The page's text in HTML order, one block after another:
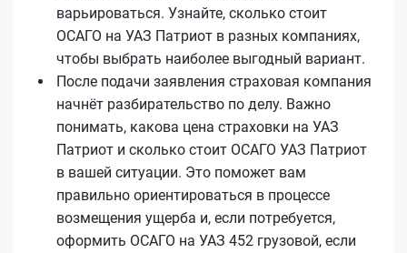
варьироваться. Узнайте, сколько стоит
ОСАГО на УАЗ Патриот в разных компаниях,
чтобы выбрать наиболее выгодный вариант.
После подачи заявления страховая компания
начнёт разбирательство по делу. Важно
понимать, какова цена страховки на УАЗ
Патриот и сколько стоит ОСАГО УАЗ Патриот
в вашей ситуации. Это поможет вам
правильно ориентироваться в процессе
возмещения ущерба и, если потребуется,
оформить ОСАГО на УАЗ 452 грузовой, если